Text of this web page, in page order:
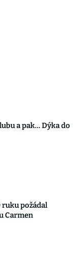
a pak… Dýka do
ruku požádal
Carmen